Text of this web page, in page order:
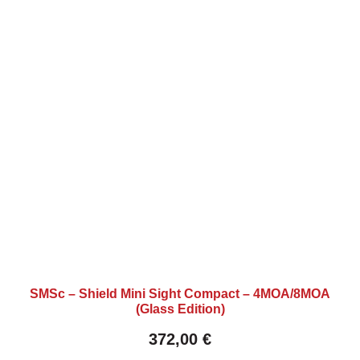
SMSc – Shield Mini Sight Compact – 4MOA/8MOA
(Glass Edition)
372,00 €